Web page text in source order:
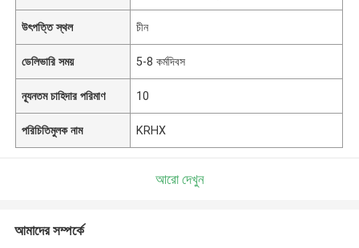
উৎপত্তি স্থল চীন
ডেলিভারি সময় 5-8 কর্মদিবস
ন্যূনতম চাহিদার পরিমাণ 10
পরিচিতিমুলক নাম KRHX
আরো দেখুন
আমাদের সম্পর্কে